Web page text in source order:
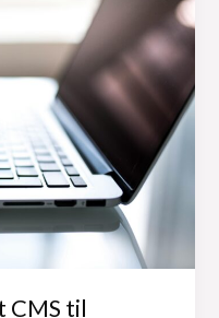
CMS til